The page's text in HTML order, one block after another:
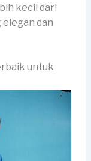
kecil dari
dan
untuk